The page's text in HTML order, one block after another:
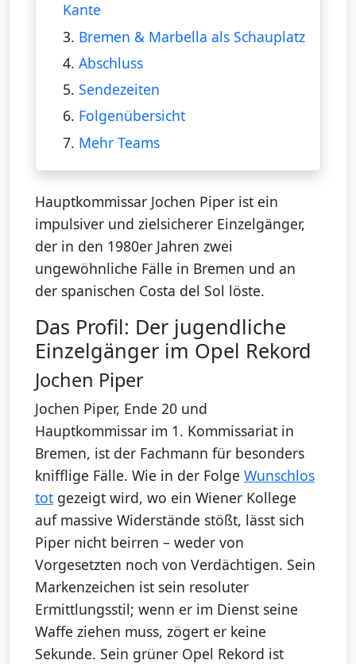
Kante
3. Bremen & Marbella als Schauplatz
4. Abschluss
5. Sendezeiten
6. Folgenübersicht
7. Mehr Teams
Hauptkommissar Jochen Piper ist ein
impulsiver und zielsicherer Einzelgänger,
der in den 1980er Jahren zwei
ungewöhnliche Fälle in Bremen und an
der spanischen Costa del Sol löste.
Das Profil: Der jugendliche
Einzelgänger im Opel Rekord
Jochen Piper
Jochen Piper, Ende 20 und
Hauptkommissar im 1. Kommissariat in
Bremen, ist der Fachmann für besonders
knifflige Fälle. Wie in der Folge Wunschlos
tot gezeigt wird, wo ein Wiener Kollege
auf massive Widerstände stößt, lässt sich
Piper nicht beirren – weder von
Vorgesetzten noch von Verdächtigen. Sein
Markenzeichen ist sein resoluter
Ermittlungsstil; wenn er im Dienst seine
Waffe ziehen muss, zögert er keine
Sekunde. Sein grüner Opel Rekord ist